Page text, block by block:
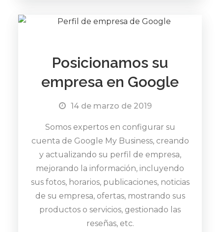
Posicionamos su
empresa en Google
14 de marzo de 2019
Somos expertos en configurar su
cuenta de Google My Business, creando
y actualizando su perfil de empresa,
mejorando la información, incluyendo
sus fotos, horarios, publicaciones, noticias
de su empresa, ofertas, mostrando sus
productos o servicios, gestionado las
reseñas, etc.